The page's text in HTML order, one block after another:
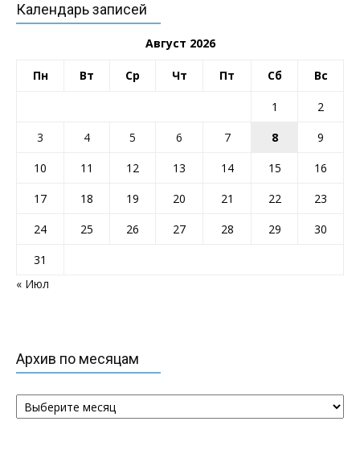
Календарь записей
Август 2026
Пн Вт Ср Чт Пт Сб Вс
1
2
3
4 5 6 7 8
9
10
11 12 13 14 15
16
17
18 19 20 21 22
23
24
25 26 27 28 29
30
31
« Июл
Архив по месяцам
Архивы